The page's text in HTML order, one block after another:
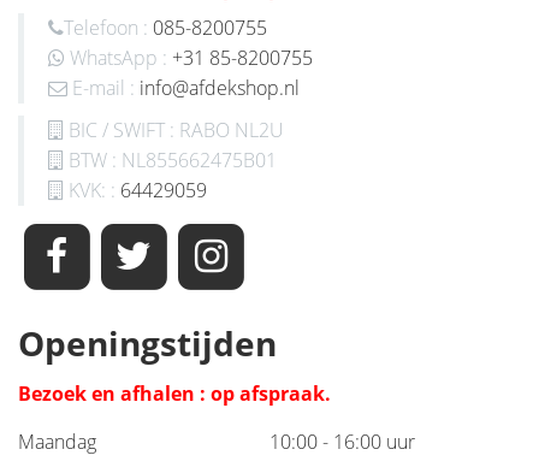
Telefoon : 085-8200755
WhatsApp : +31 85-8200755
E-mail : info@afdekshop.nl
BIC / SWIFT : RABO NL2U
BTW : NL855662475B01
KVK: : 64429059
Openingstijden
Bezoek en afhalen : op afspraak.
Maandag
10:00 - 16:00 uur